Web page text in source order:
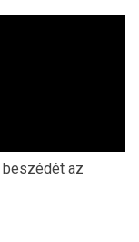
beszédét az